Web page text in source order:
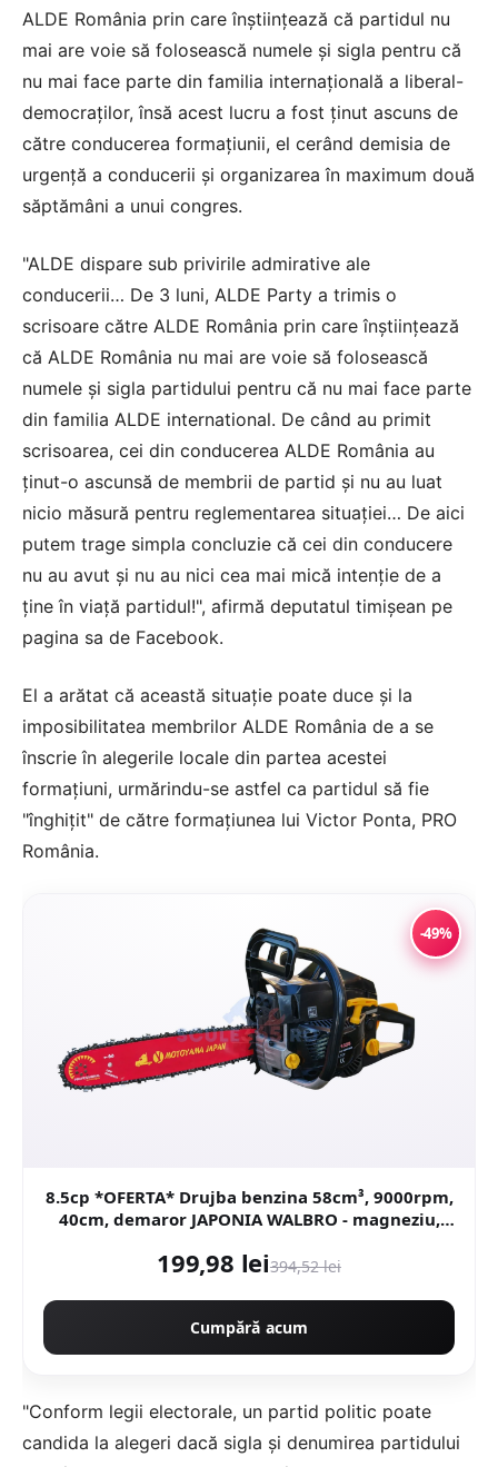
ALDE România prin care înştiinţează că partidul nu
mai are voie să folosească numele şi sigla pentru că
nu mai face parte din familia internaţională a liberal-
democraţilor, însă acest lucru a fost ţinut ascuns de
către conducerea formaţiunii, el cerând demisia de
urgenţă a conducerii şi organizarea în maximum două
săptămâni a unui congres.
"ALDE dispare sub privirile admirative ale
conducerii… De 3 luni, ALDE Party a trimis o
scrisoare către ALDE România prin care înştiinţează
că ALDE România nu mai are voie să folosească
numele şi sigla partidului pentru că nu mai face parte
din familia ALDE international. De când au primit
scrisoarea, cei din conducerea ALDE România au
ţinut-o ascunsă de membrii de partid şi nu au luat
nicio măsură pentru reglementarea situaţiei… De aici
putem trage simpla concluzie că cei din conducere
nu au avut şi nu au nici cea mai mică intenţie de a
ţine în viaţă partidul!", afirmă deputatul timişean pe
pagina sa de Facebook.
El a arătat că această situaţie poate duce şi la
imposibilitatea membrilor ALDE România de a se
înscrie în alegerile locale din partea acestei
formaţiuni, urmărindu-se astfel ca partidul să fie
"înghiţit" de către formaţiunea lui Victor Ponta, PRO
România.
-49%
8.5cp *OFERTA* Drujba benzina 58cm³, 9000rpm,
40cm, demaror JAPONIA WALBRO - magneziu,
199,98 lei394,52 lei
Cumpără acum
"Conform legii electorale, un partid politic poate
candida la alegeri dacă sigla şi denumirea partidului